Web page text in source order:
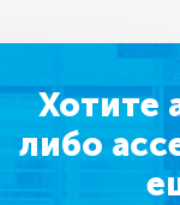
Хотите
либо